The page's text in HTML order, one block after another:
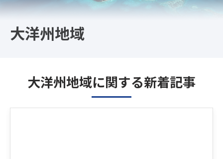
大洋州地域
大洋州地域に関する新着記事